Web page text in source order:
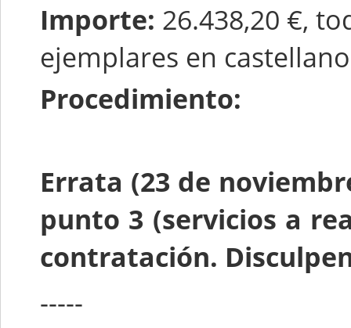
Importe: 26.438,20 €,
ejemplares en
Procedimiento:
Errata (23 de
punto 3 (servicios a
contratación.
-----